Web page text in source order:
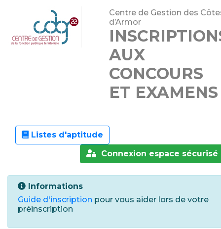
Centre de Gestion des
d’Armor
AUX
CONCOURS
ET EXAMENS
Listes d'aptitude
Connexion espace sécurisé
Informations
Guide d'inscription pour vous aider lors de votre
préinscription